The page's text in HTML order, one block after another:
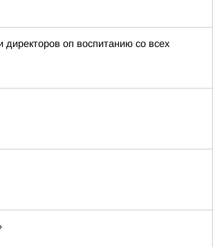
оп воспитанию со всех